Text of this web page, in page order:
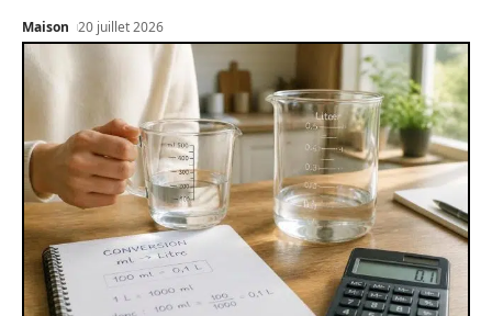
Maison 20 juillet 2026